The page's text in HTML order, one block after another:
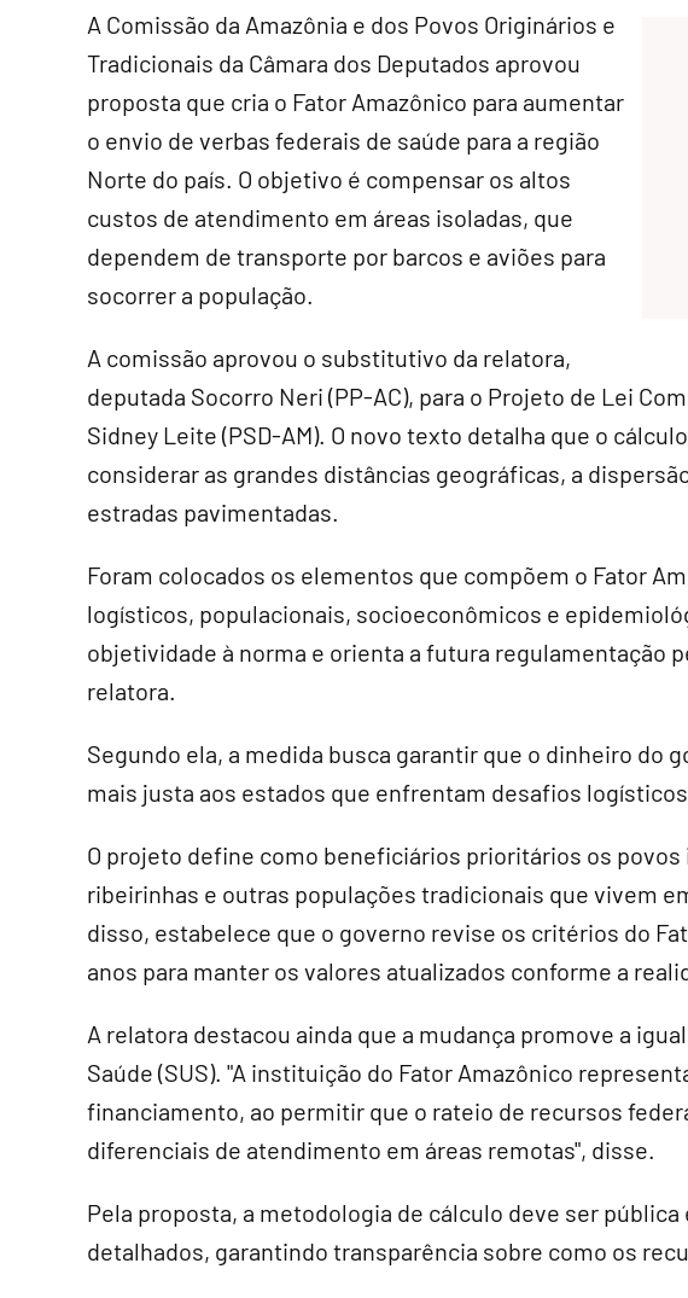
A Comissão da Amazônia e dos Povos Originários e
Tradicionais da Câmara dos Deputados aprovou
proposta que cria o Fator Amazônico para aumentar
o envio de verbas federais de saúde para a região
Norte do país. O objetivo é compensar os altos
custos de atendimento em áreas isoladas, que
dependem de transporte por barcos e aviões para
socorrer a população.
A comissão aprovou o substitutivo da relatora,
deputada Socorro Neri (PP-AC), para o Projeto de Lei
Sidney Leite (PSD-AM). O novo texto detalha que o
considerar as grandes distâncias geográficas, a
estradas pavimentadas.
Foram colocados os elementos que compõem o Fator
logísticos, populacionais, socioeconômicos e
objetividade à norma e orienta a futura regulamentação
relatora.
Segundo ela, a medida busca garantir que o dinheiro do
mais justa aos estados que enfrentam desafios
O projeto define como beneficiários prioritários os
ribeirinhas e outras populações tradicionais que vivem
disso, estabelece que o governo revise os critérios do
anos para manter os valores atualizados conforme a
A relatora destacou ainda que a mudança promove a
Saúde (SUS). "A instituição do Fator Amazônico
financiamento, ao permitir que o rateio de recursos
diferenciais de atendimento em áreas remotas", disse.
Pela proposta, a metodologia de cálculo deve ser
detalhados, garantindo transparência sobre como os